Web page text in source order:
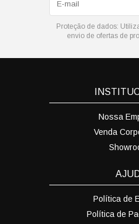
Proteção de dados:
envio de ofertas de
Nossa
Venda
Política de
Política de